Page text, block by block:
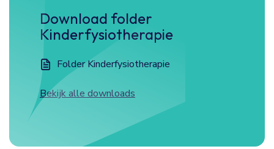
Download folder
Kinderfysiotherapie
Folder Kinderfysiotherapie
Bekijk alle downloads